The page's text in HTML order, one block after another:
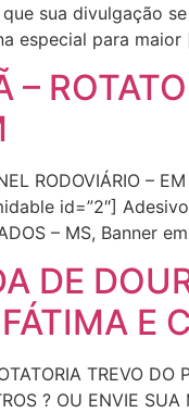
sua divulgação
especial para
–
RODOVIÁRIO –
id=”2″]
– MS, Banner
DE
E
TREVO
? OU ENVIE